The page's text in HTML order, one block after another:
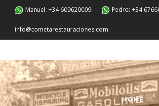
Manuel: +34 609620099 Pedro: +34
info@cometarestauraciones.com
HOME